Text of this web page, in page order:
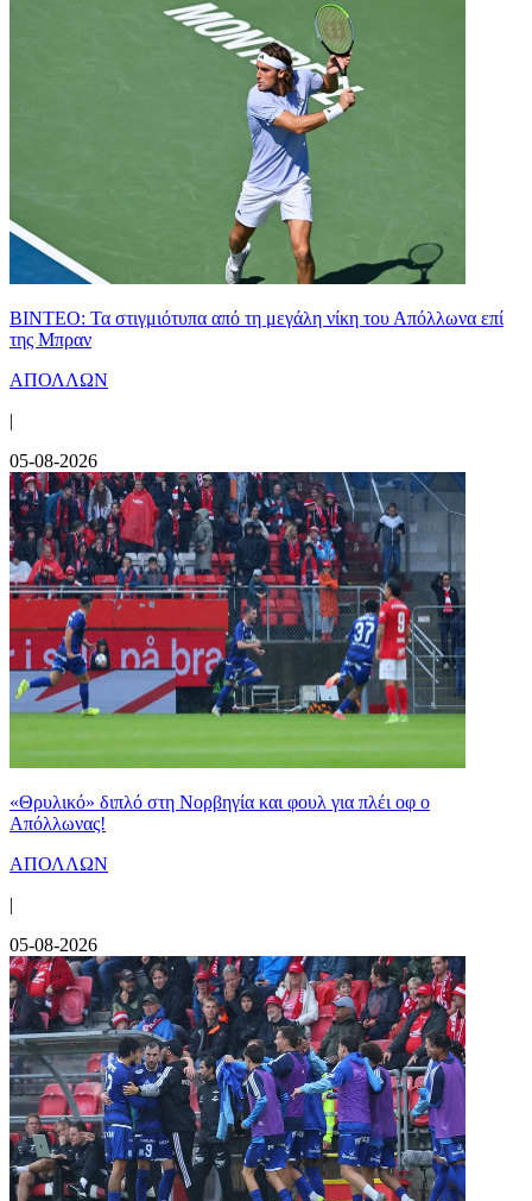
ΒΙΝΤΕΟ: Τα στιγμιότυπα από τη μεγάλη νίκη του Απόλλωνα επί
της Μπραν
ΑΠΟΛΛΩΝ
|
05-08-2026
«Θρυλικό» διπλό στη Νορβηγία και φουλ για πλέι οφ ο
Απόλλωνας!
ΑΠΟΛΛΩΝ
|
05-08-2026